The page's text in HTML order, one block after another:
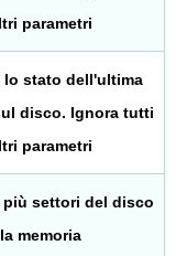
parametri
lo stato dell'ultima
disco. Ignora tutti
parametri
più settori del disco
memoria